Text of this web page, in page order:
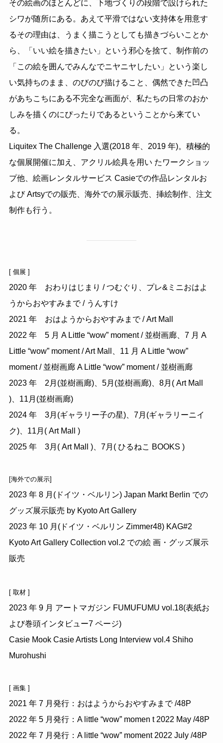
その絵画のほとんどに、下地づくりの段階で設けられた
シワが随所にある。あえて平滑ではない支持体を用意す
るその理由は、うまく描こうとしても描きづらいことか
ら、「いい絵を描きたい」という邪心を捨て、制作前の
「この絵を囲んでみんなでニヤニヤしたい」という楽し
い気持ちのまま、のびのび描けること、偶然できた凹凸
があちこちにある不完全な画面が、私たちの日常のおか
しみを描くのにぴったりであるということから来てい
る。
Liquitex The Challenge 入選(2018 年、2019 年)。積極的
な個展開催に加え、アクリル絵具を用い たワークショッ
プ他、絵画レンタルサービス Casieでの作品レンタルお
よび Artsyでの販売、海外での展示販売、挿絵制作、注文
制作も行う。
[ 個展 ]
2020 年 おわりはじまり / つむぐり、プレ&ミニおはよ
うからおやすみまで / うんすけ
2021 年 おはようからおやすみまで / Art Mall
2022 年 5 月 A Little “wow” moment / 並樹画廊、7 月 A
Little “wow” moment / Art Mall、11 月 A Little “wow”
moment / 並樹画廊 A Little “wow” moment / 並樹画廊
2023 年 2月(並樹画廊)、5月(並樹画廊)、8月( Art Mall
)、11月(並樹画廊)
2024 年 3月(ギャラリー子の星)、7月(ギャラリーニイ
ク)、11月( Art Mall )
2025 年 3月( Art Mall )、7月( ひるねこ BOOKS )
[海外での展示]
2023 年 8 月(ドイツ・ベルリン) Japan Markt Berlin での
グッズ展示販売 by Kyoto Art Gallery
2023 年 10 月(ドイツ・ベルリン Zimmer48) KAG#2
Kyoto Art Gallery Collection vol.2 での絵 画・グッズ展示
販売
[ 取材 ]
2023 年 9 月 アートマガジン FUMUFUMU vol.18(表紙お
よび巻頭インタビュー7 ページ)
Casie Mook Casie Artists Long Interview vol.4 Shiho
Murohushi
[ 画集 ]
2021 年 7 月発行：おはようからおやすみまで /48P
2022 年 5 月発行：A little “wow” momen t 2022 May /48P
2022 年 7 月発行：A little “wow” moment 2022 July /48P